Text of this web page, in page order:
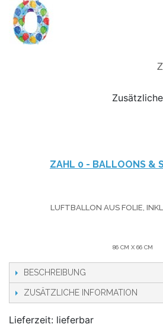
ZAHL 0 - BALLOONS &
LUFTBALLON AUS FOLIE,
86 CM X 66 CM
BESCHREIBUNG
ZUSÄTZLICHE INFORMATION
Lieferzeit: lieferbar